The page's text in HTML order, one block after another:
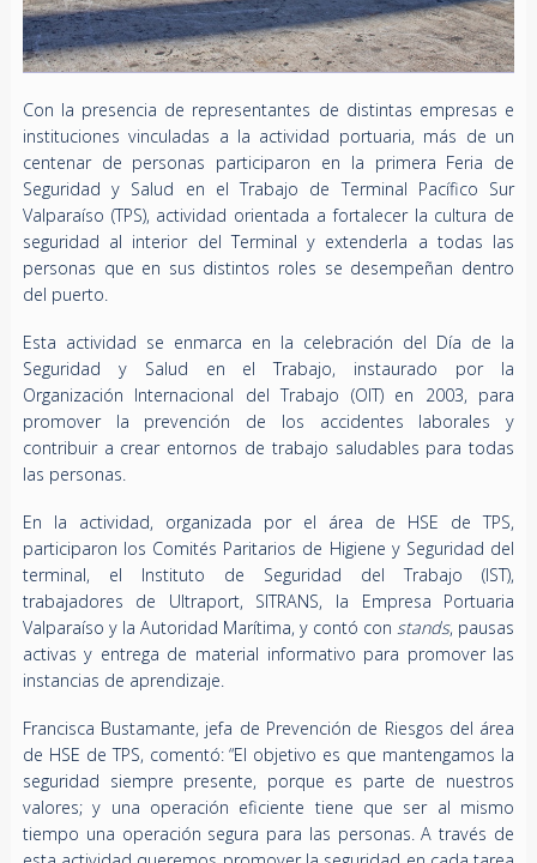
Con la presencia de representantes de distintas empresas e
instituciones vinculadas a la actividad portuaria, más de un
centenar de personas participaron en la primera Feria de
Seguridad y Salud en el Trabajo de Terminal Pacífico Sur
Valparaíso (TPS), actividad orientada a fortalecer la cultura de
seguridad al interior del Terminal y extenderla a todas las
personas que en sus distintos roles se desempeñan dentro
del puerto.
Esta actividad se enmarca en la celebración del Día de la
Seguridad y Salud en el Trabajo, instaurado por la
Organización Internacional del Trabajo (OIT) en 2003, para
promover la prevención de los accidentes laborales y
contribuir a crear entornos de trabajo saludables para todas
las personas.
En la actividad, organizada por el área de HSE de TPS,
participaron los Comités Paritarios de Higiene y Seguridad del
terminal, el Instituto de Seguridad del Trabajo (IST),
trabajadores de Ultraport, SITRANS, la Empresa Portuaria
Valparaíso y la Autoridad Marítima, y contó constands, pausas
activas y entrega de material informativo para promover las
instancias de aprendizaje.
Francisca Bustamante, jefa de Prevención de Riesgos del área
de HSE de TPS, comentó: “El objetivo es que mantengamos la
seguridad siempre presente, porque es parte de nuestros
valores; y una operación eficiente tiene que ser al mismo
tiempo una operación segura para las personas. A través de